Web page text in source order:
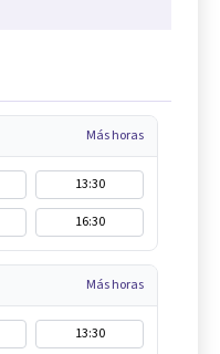
Más horas
13:30
16:30
Más horas
13:30